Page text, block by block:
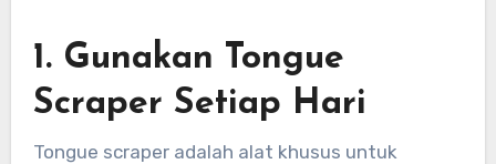
1. Gunakan Tongue
Scraper Setiap Hari
Tongue scraper adalah alat khusus untuk